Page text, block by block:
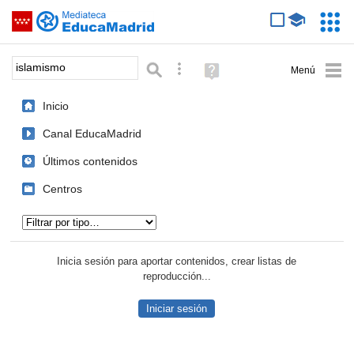
Saltar navegación
Palabra o frase: Búsqueda avanzada
Ayuda
(en
Inicio
Canal EducaMadrid
Últimos contenidos
Centros
Inicia sesión para aportar contenidos, crear listas de
reproducción...
Iniciar sesión